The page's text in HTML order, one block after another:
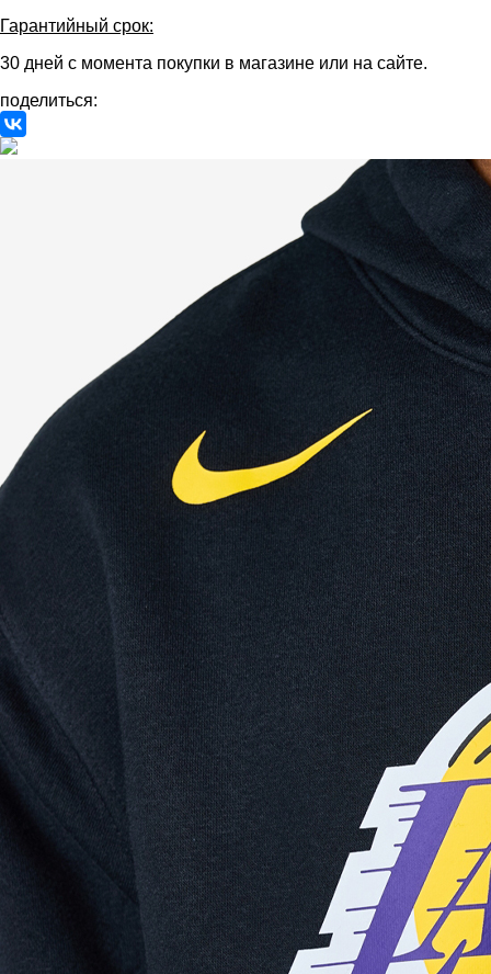
Гарантийный срок:
30 дней с момента покупки в магазине или на сайте.
поделиться: